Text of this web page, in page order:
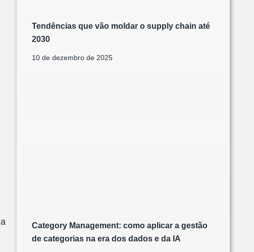
Tendências que vão moldar o supply chain até
2030
10 de dezembro de 2025
Category Management: como aplicar a gestão
de categorias na era dos dados e da IA